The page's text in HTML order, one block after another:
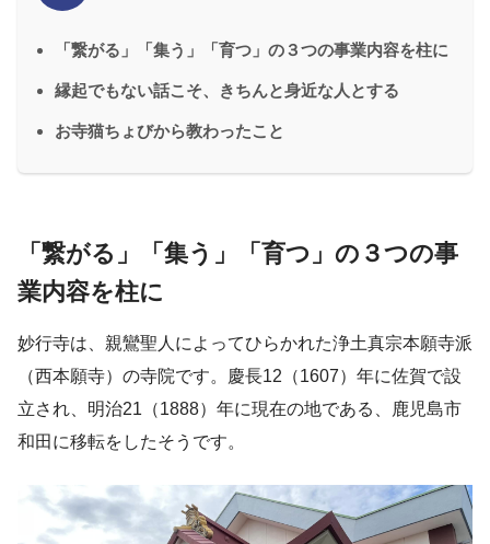
「繋がる」「集う」「育つ」の３つの事業内容を柱に
縁起でもない話こそ、きちんと身近な人とする
お寺猫ちょびから教わったこと
「繋がる」「集う」「育つ」の３つの事
業内容を柱に
妙行寺は、親鸞聖人によってひらかれた浄土真宗本願寺派
（西本願寺）の寺院です。慶長12（1607）年に佐賀で設
立され、明治21（1888）年に現在の地である、鹿児島市
和田に移転をしたそうです。